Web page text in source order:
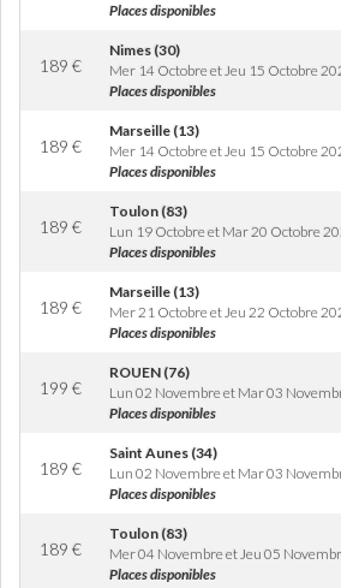
Places disponibles
189 €
Nimes (30)
Mer 14 Octobre et Jeu 15 Octobre
Places disponibles
189 €
Marseille (13)
Mer 14 Octobre et Jeu 15 Octobre
Places disponibles
189 €
Toulon (83)
Lun 19 Octobre et Mar 20 Octobre
Places disponibles
189 €
Marseille (13)
Mer 21 Octobre et Jeu 22 Octobre
Places disponibles
199 €
ROUEN (76)
Lun 02 Novembre et Mar 03
Places disponibles
189 €
Saint Aunes (34)
Lun 02 Novembre et Mar 03
Places disponibles
189 €
Toulon (83)
Mer 04 Novembre et Jeu 05
Places disponibles